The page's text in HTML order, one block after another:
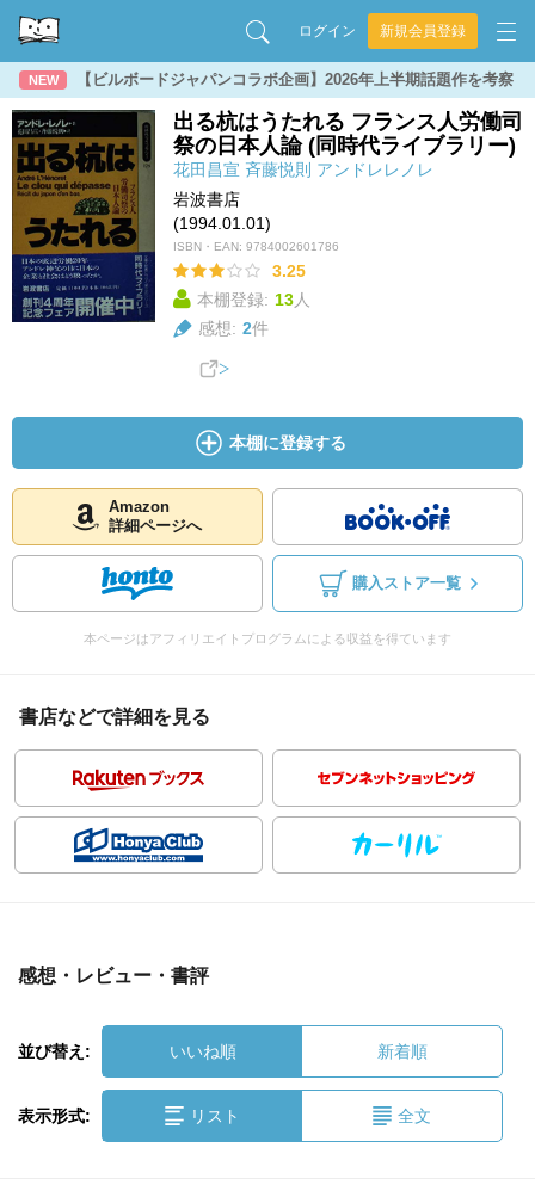
ログイン 新規会員登録
NEW 【ビルボードジャパンコラボ企画】2026年上半期話題作を考察
出る杭はうたれる フランス人労働司
祭の日本人論 (同時代ライブラリー)
花田昌宣 斉藤悦則 アンドレレノレ
岩波書店
(1994.01.01)
ISBN・EAN: 9784002601786
3.25
本棚登録: 13人
感想: 2件
本棚に登録する
Amazon
詳細ページへ
購入ストア一覧
本ページはアフィリエイトプログラムによる収益を得ています
書店などで詳細を見る
感想・レビュー・書評
並び替え: いいね順 新着順
表示形式: リスト 全文